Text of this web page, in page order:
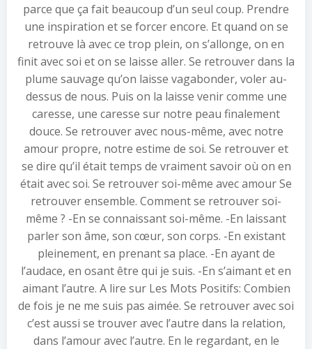
parce que ça fait beaucoup d’un seul coup. Prendre
une inspiration et se forcer encore. Et quand on se
retrouve là avec ce trop plein, on s’allonge, on en
finit avec soi et on se laisse aller. Se retrouver dans la
plume sauvage qu’on laisse vagabonder, voler au-
dessus de nous. Puis on la laisse venir comme une
caresse, une caresse sur notre peau finalement
douce. Se retrouver avec nous-même, avec notre
amour propre, notre estime de soi. Se retrouver et
se dire qu’il était temps de vraiment savoir où on en
était avec soi. Se retrouver soi-même avec amour Se
retrouver ensemble. Comment se retrouver soi-
même ? -En se connaissant soi-même. -En laissant
parler son âme, son cœur, son corps. -En existant
pleinement, en prenant sa place. -En ayant de
l’audace, en osant être qui je suis. -En s’aimant et en
aimant l’autre. A lire sur Les Mots Positifs: Combien
de fois je ne me suis pas aimée. Se retrouver avec soi
c’est aussi se trouver avec l’autre dans la relation,
dans l’amour avec l’autre. En le regardant, en le